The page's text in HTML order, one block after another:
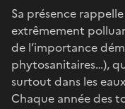
Sa présence
extrêmement
de l’importance
phytosanitaires…),
surtout dans les
Chaque année des